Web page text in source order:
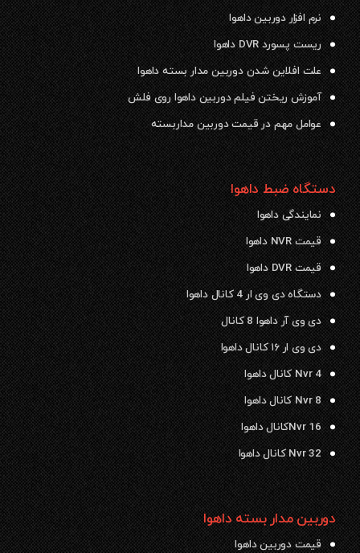
نرم افزار دوربین داهوا
ریست پسورد DVR داهوا
علت افلاین شدن دوربین مدار بسته داهوا
آموزش ریختن فیلم دوربین داهوا روی فلش
عوامل مهم در قیمت دوربین مداربسته
دستگاه ضبط داهوا
نمایندگی داهوا
قیمت NVR داهوا
قیمت DVR داهوا
دستگاه دی وی ار 4 کانال داهوا
دی وی آر داهوا 8 کانال
دی وی ار ۱۶ کانال داهوا
Nvr 4 کانال داهوا
Nvr 8 کانال داهوا
Nvr 16کانال داهوا
Nvr 32 کانال داهوا
دوربین مدار بسته داهوا
قیمت دوربین داهوا